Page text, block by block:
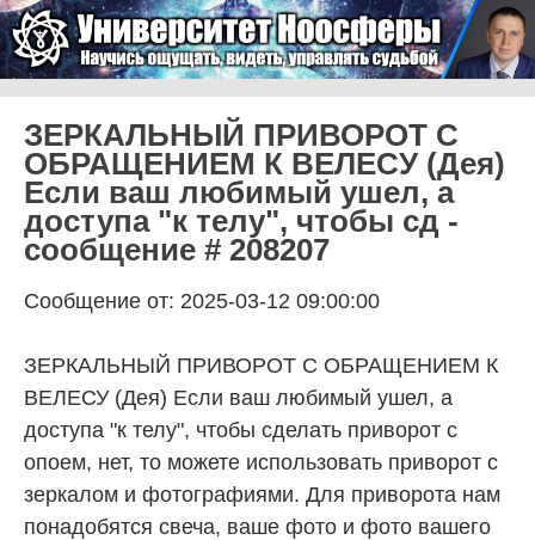
Университет Ноосферы
ЗЕРКАЛЬНЫЙ ПРИВОРОТ С
ОБРАЩЕНИЕМ К ВЕЛЕСУ (Дея)
Если ваш любимый ушел, а
доступа "к телу", чтобы сд -
сообщение # 208207
Сообщение от: 2025-03-12 09:00:00
ЗЕРКАЛЬНЫЙ ПРИВОРОТ С ОБРАЩЕНИЕМ К
ВЕЛЕСУ (Дея) Если ваш любимый ушел, а
доступа "к телу", чтобы сделать приворот с
опоем, нет, то можете использовать приворот с
зеркалом и фотографиями. Для приворота нам
понадобятся свеча, ваше фото и фото вашего